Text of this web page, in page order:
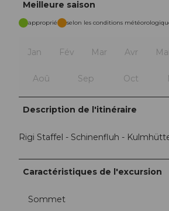
Meilleure saison
approprié selon les conditions
Jan Fév Mar Avr Mai
Aoû Sep Oct
Description de l'itinéraire
Rigi Staffel - Schinenfluh -
Caractéristiques de l'excursion
Sommet